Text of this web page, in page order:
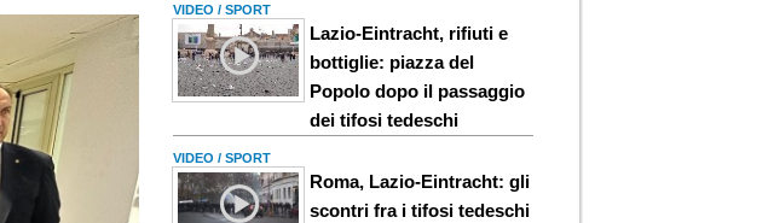
VIDEO / SPORT
Lazio-Eintracht, rifiuti e
bottiglie: piazza del
Popolo dopo il passaggio
dei tifosi tedeschi
VIDEO / SPORT
Roma, Lazio-Eintracht: gli
scontri fra i tifosi tedeschi